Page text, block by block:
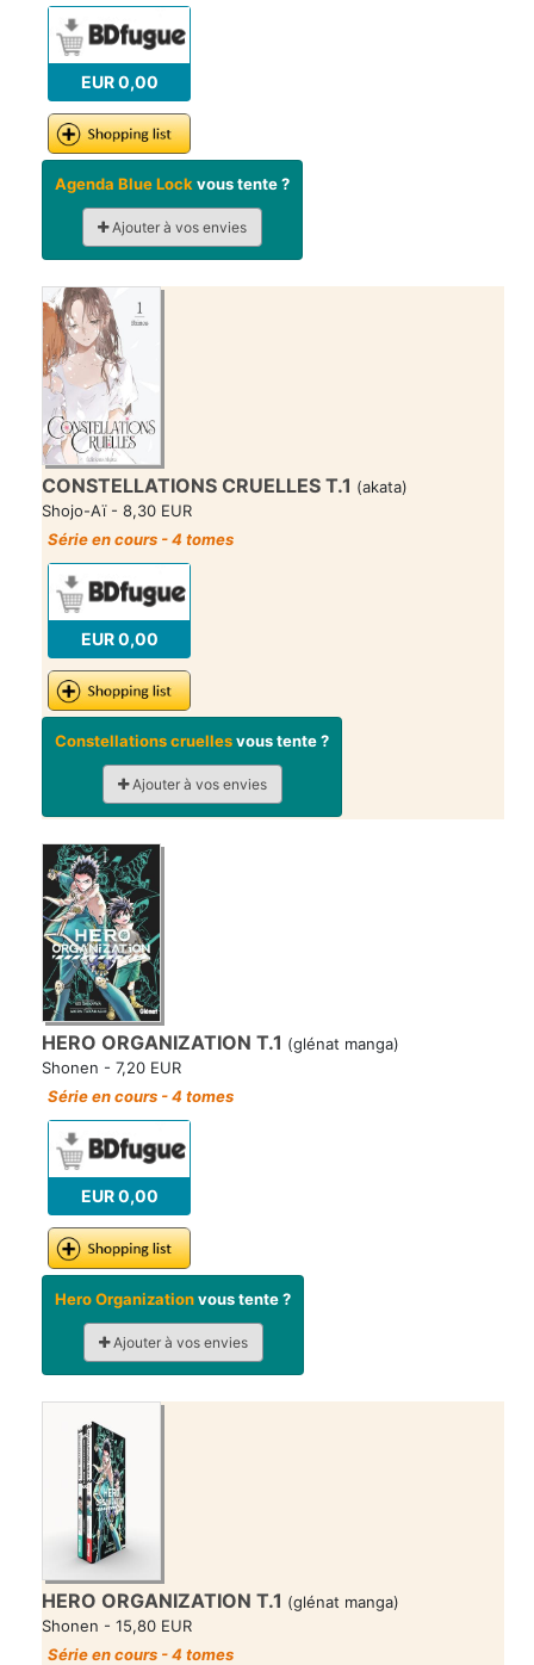
EUR 0,00
Agenda Blue Lock vous tente ?
Ajouter à vos envies
CONSTELLATIONS CRUELLES T.1 (akata)
Shojo-Aï - 8,30 EUR
Série en cours - 4 tomes
EUR 0,00
Constellations cruellesvous tente ?
Ajouter à vos envies
HERO ORGANIZATION T.1 (glénat manga)
Shonen - 7,20 EUR
Série en cours - 4 tomes
EUR 0,00
Hero Organizationvous tente ?
Ajouter à vos envies
HERO ORGANIZATION T.1 (glénat manga)
Shonen - 15,80 EUR
Série en cours - 4 tomes